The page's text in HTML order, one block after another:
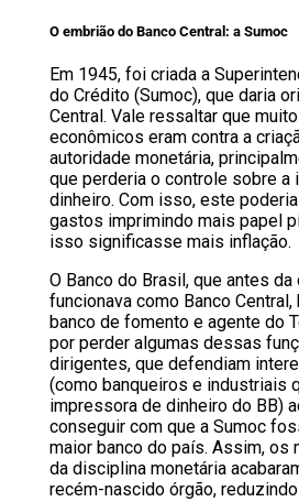
O embrião do Banco Central: a Sumoc
Em 1945, foi criada a
do Crédito (Sumoc), que daria
Central. Vale ressaltar que
econômicos eram contra a
autoridade monetária,
que perderia o controle sobre a
dinheiro. Com isso, este
gastos imprimindo mais papel
isso significasse mais inflação.
O Banco do Brasil, que antes da
funcionava como Banco
banco de fomento e agente do
por perder algumas dessas
dirigentes, que defendiam
(como banqueiros e industriais
impressora de dinheiro do BB)
conseguir com que a Sumoc
maior banco do país. Assim, os
da disciplina monetária
recém-nascido órgão,